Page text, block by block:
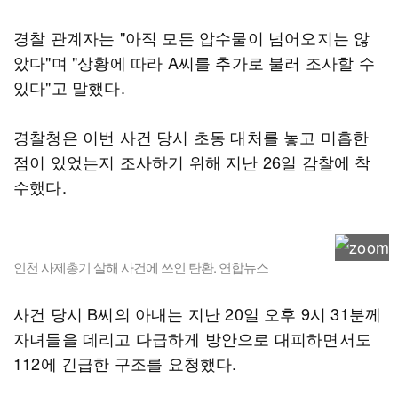
경찰 관계자는 "아직 모든 압수물이 넘어오지는 않
았다"며 "상황에 따라 A씨를 추가로 불러 조사할 수
있다"고 말했다.
경찰청은 이번 사건 당시 초동 대처를 놓고 미흡한
점이 있었는지 조사하기 위해 지난 26일 감찰에 착
수했다.
인천 사제총기 살해 사건에 쓰인 탄환. 연합뉴스
사건 당시 B씨의 아내는 지난 20일 오후 9시 31분께
자녀들을 데리고 다급하게 방안으로 대피하면서도
112에 긴급한 구조를 요청했다.